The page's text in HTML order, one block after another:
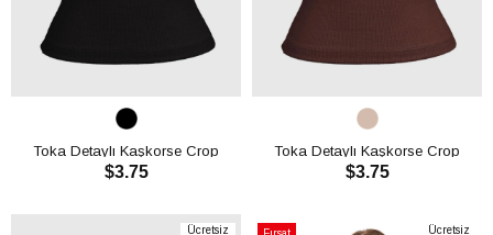
Toka Detaylı Kaşkorse Crop
CH1762
$3.75
Toka Detaylı Kaşkorse Crop
CH1762
$3.75
Ücretsiz
Ücretsiz